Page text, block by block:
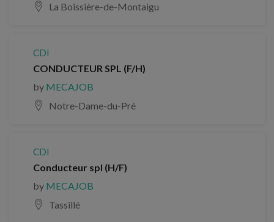
La Boissière-de-Montaigu
CDI
CONDUCTEUR SPL (F/H)
by MECAJOB
Notre-Dame-du-Pré
CDI
Conducteur spl (H/F)
by MECAJOB
Tassillé